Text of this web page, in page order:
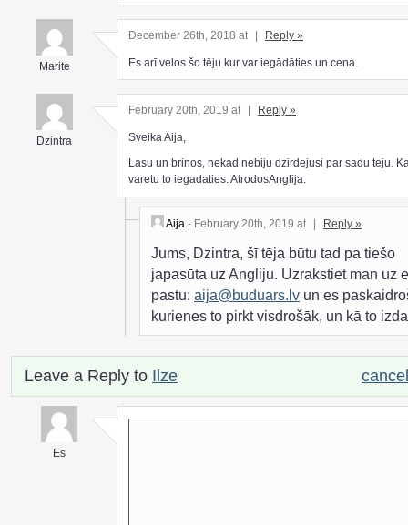
Marite
December 26th, 2018 at | Reply »
Es arī velos šo tēju kur var iegādāties un cena.
Dzintra
February 20th, 2019 at Reply »
Sveika Aija,
Lasu un brinos, nekad nebiju dzirdejusi par sadu teju.
varetu to iegadaties. AtrodosAnglija.
Aija - February 20th, 2019 at | Reply »
Jums, Dzintra, šī tēja būtu tad pa tiešo
japasūta uz Angliju. Uzrakstiet man uz
pastu: aija@buduars.lv un es
kurienes to pirkt visdrošāk, un kā to
Leave a Reply to Ilze
Es